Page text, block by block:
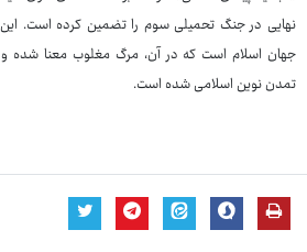
نهایی در جنگ تحمیلی سوم را تضمین کرده است. این
جهان اسلام است که در آن، مرگ مغلوب معنا شده
تمدن نوین اسلامی شده است.